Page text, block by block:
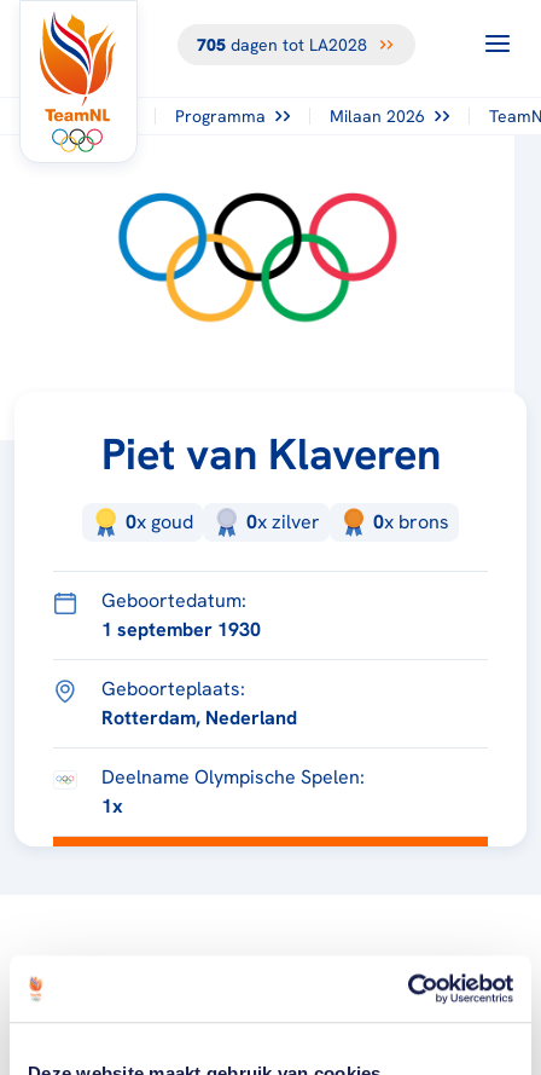
705dagen tot LA2028
Programma Milaan 2026
Piet van Klaveren
0x goud 0xzilver 0x brons
Geboortedatum:
1 september 1930
Geboorteplaats:
Rotterdam, Nederland
Deelname Olympische Spelen:
1x